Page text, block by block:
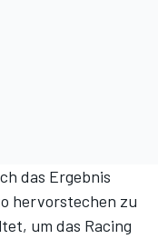
das Ergebnis
hervorstechen zu
um das Racing